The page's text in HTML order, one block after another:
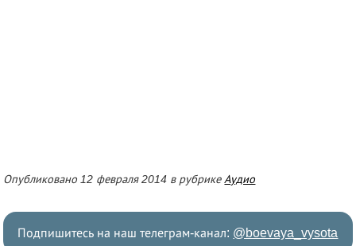
Опубликовано 12 февраля 2014 в рубрикеАудио
Подпишитесь на наш телеграм-канал: @boevaya_vysota